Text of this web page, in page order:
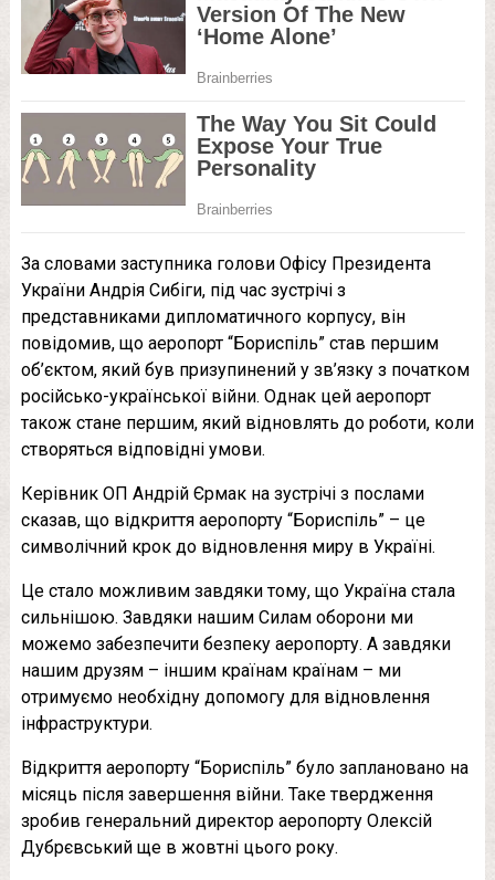
За словами заступника голови Офісу Президента
України Андрія Сибіги, під час зустрічі з
представниками дипломатичного корпусу, він
повідомив, що аеропорт “Бориспіль” став першим
об’єктом, який був призупинений у зв’язку з початком
російсько-української війни. Однак цей аеропорт
також стане першим, який відновлять до роботи, коли
створяться відповідні умови.
Керівник ОП Андрій Єрмак на зустрічі з послами
сказав, що відкриття аеропорту “Бориспіль” – це
символічний крок до відновлення миру в Україні.
Це стало можливим завдяки тому, що Україна стала
сильнішою. Завдяки нашим Силам оборони ми
можемо забезпечити безпеку аеропорту. А завдяки
нашим друзям – іншим країнам країнам – ми
отримуємо необхідну допомогу для відновлення
інфраструктури.
Відкриття аеропорту “Бориспіль” було заплановано на
місяць після завершення війни. Таке твердження
зробив генеральний директор аеропорту Олексій
Дубрєвський ще в жовтні цього року.